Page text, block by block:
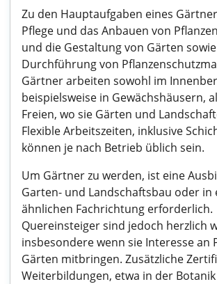
Zu den Hauptaufgaben eines
Pflege und das Anbauen von
und die Gestaltung von Gärten
Durchführung von
Gärtner arbeiten sowohl im
beispielsweise in Gewächshäusern,
Freien, wo sie Gärten und
Flexible Arbeitszeiten, inklusive
können je nach Betrieb üblich sein.
Um Gärtner zu werden, ist eine
Garten- und Landschaftsbau oder in
ähnlichen Fachrichtung erforderlich.
Quereinsteiger sind jedoch herzlich
insbesondere wenn sie Interesse an
Gärten mitbringen. Zusätzliche
Weiterbildungen, etwa in der